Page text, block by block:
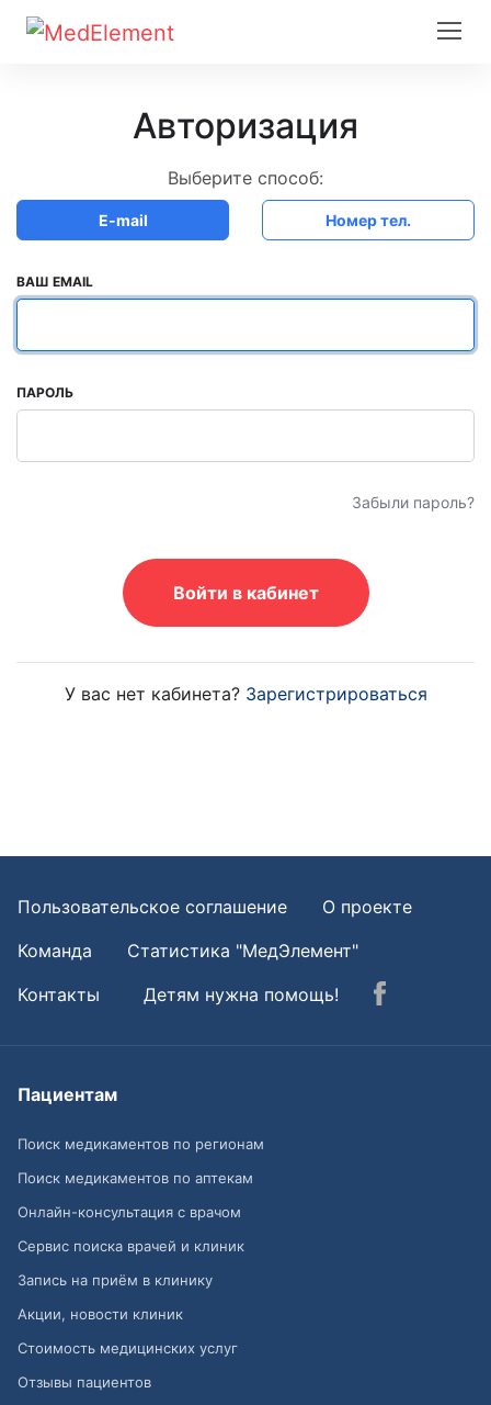
Авторизация
Выберите способ:
E-mail Номер тел.
ВАШ EMAIL
ПАРОЛЬ
Забыли пароль?
Войти в кабинет
У вас нет кабинета? Зарегистрироваться
Пользовательское соглашение
О проекте
Команда
Статистика "МедЭлемент"
Контакты
Детям нужна помощь!
Пациентам
Поиск медикаментов по регионам
Поиск медикаментов по аптекам
Онлайн-консультация с врачом
Сервис поиска врачей и клиник
Запись на приём в клинику
Акции, новости клиник
Стоимость медицинских услуг
Отзывы пациентов